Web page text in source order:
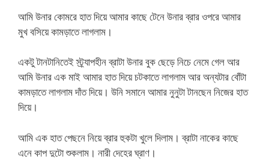
আমি উনার কোমরে হাত দিয়ে আমার কাছে টেনে উনার ব্রার ওপরে আমার
মুখ বসিয়ে কামড়াতে লাগলাম।
একটু টানটানিতেই স্ট্র্যাপহীন ব্রাটা উনার বুক ছেড়ে নিচে নেমে গেল আর
আমি উনার এক মাই আমার হাত দিয়ে চটকাতে লাগলাম আর অন্যটার বোঁটা
কামড়াতে লাগলাম দাঁত দিয়ে। উনি সমানে আমার নুনুটা টানছেন নিজের হাত
দিয়ে।
আমি এক হাত পেছনে নিয়ে ব্রার হুকটা খুলে দিলাম। ব্রাটা নাকের কাছে
এনে কাপ দুটো শুকলাম। নারী দেহের ঘ্রাণ।